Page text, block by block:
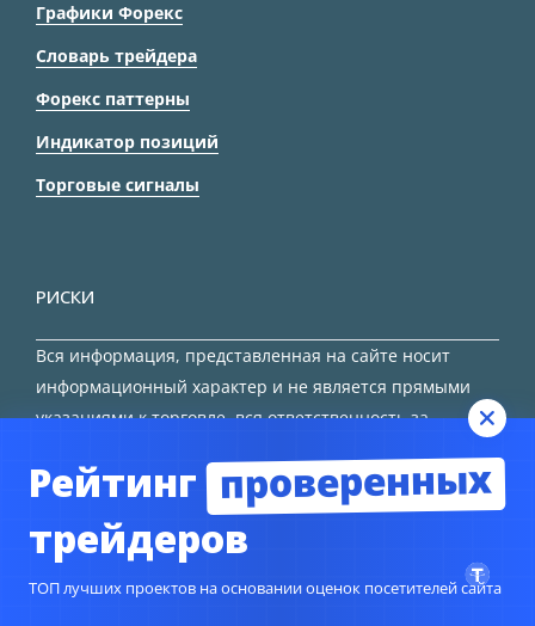
Графики Форекс
Словарь трейдера
Форекс паттерны
Индикатор позиций
Торговые сигналы
РИСКИ
Вся информация, представленная на сайте носит
информационный характер и не является прямыми
указаниями к торговле, вся ответственность за
Рейтинг проверенных
трейдеров
ТОП лучших проектов на основании оценок посетителей сайта